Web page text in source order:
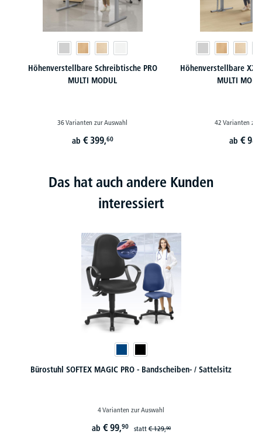
Höhenverstellbare Schreibtische PRO
MULTI MODUL
36 Varianten zur Auswahl
ab € 399,60
Höhenverstellbare
MULTI
42 Varianten zur
ab €
Das hat auch andere Kunden
interessiert
Bürostuhl SOFTEX MAGIC PRO - Bandscheiben- / Sattelsitz
4 Varianten zur Auswahl
ab € 99,90 statt€ 129,90